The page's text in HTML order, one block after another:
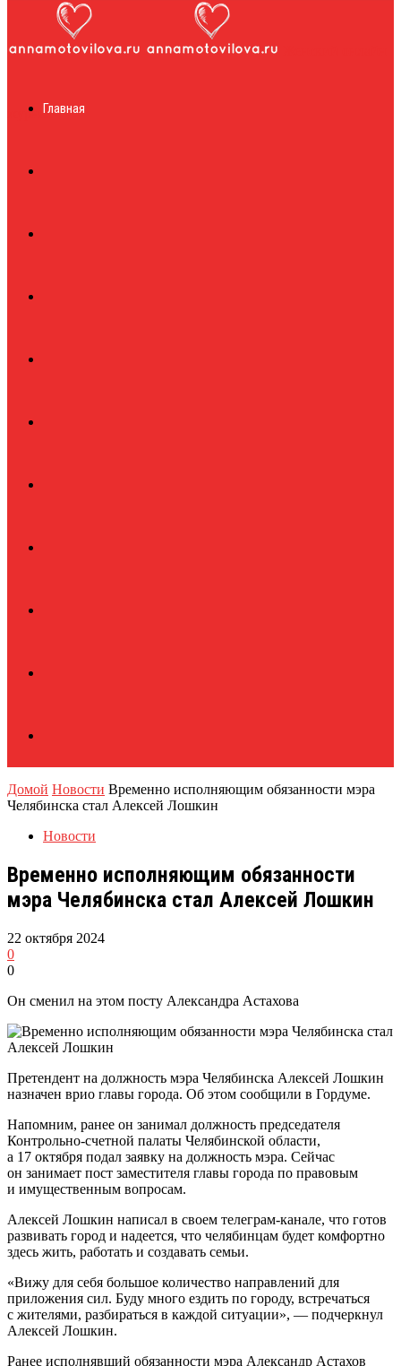
журналГлавная
Домой Новости Временно исполняющим обязанности мэра
Челябинска стал Алексей Лошкин
Новости
Временно исполняющим обязанности
мэра Челябинска стал Алексей Лошкин
22 октября 2024
0
0
Он сменил на этом посту Александра Астахова
Претендент на должность мэра Челябинска Алексей Лошкин
назначен врио главы города. Об этом сообщили в Гордуме.
Напомним, ранее он занимал должность председателя
Контрольно-счетной палаты Челябинской области,
а 17 октября подал заявку на должность мэра. Сейчас
он занимает пост заместителя главы города по правовым
и имущественным вопросам.
Алексей Лошкин написал в своем телеграм-канале, что готов
развивать город и надеется, что челябинцам будет комфортно
здесь жить, работать и создавать семьи.
«Вижу для себя большое количество направлений для
приложения сил. Буду много ездить по городу, встречаться
с жителями, разбираться в каждой ситуации», — подчеркнул
Алексей Лошкин.
Ранее исполнявший обязанности мэра Александр Астахов